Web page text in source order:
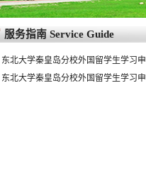
服务指南 Service Guide
东北大学秦皇岛分校外国留学生学习
东北大学秦皇岛分校外国留学生学习